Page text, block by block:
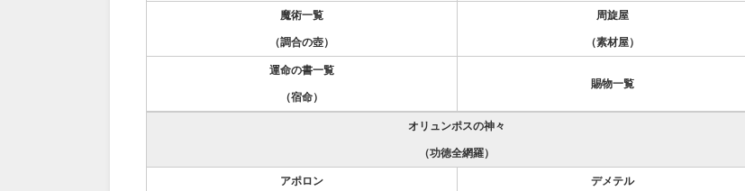
魔術一覧
（調合の壺）
周旋屋
（素材屋）
運命の書一覧
（宿命）
賜物一覧
オリュンポスの神々
（功徳全網羅）
アポロン デメテル